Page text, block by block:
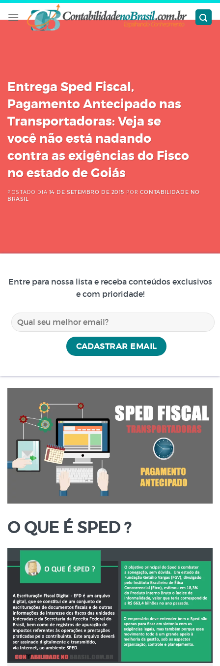
Skip
to
Entrega Sped Fiscal,
Pagamento Antecipado nas
Transportadoras: Veja se
você não está nadando
contra as exigências do Fisco
no estado de Goiás
POSTADO DIA 14 DE SETEMBRO DE 2015 POR CONTABILIDADE NO
BRASIL
Entre para nossa lista e receba conteúdos exclusivos
e com prioridade!
O QUE É SPED ?